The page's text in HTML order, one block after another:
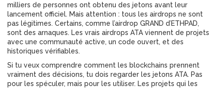
milliers de personnes ont obtenu des jetons avant leur
lancement officiel. Mais attention : tous les airdrops ne sont
pas légitimes. Certains, comme l’airdrop GRAND d’ETHPAD,
sont des arnaques. Les vrais airdrops ATA viennent de projets
avec une communauté active, un code ouvert, et des
historiques vérifiables.
Si tu veux comprendre comment les blockchains prennent
vraiment des décisions, tu dois regarder les jetons ATA. Pas
pour les spéculer, mais pour les utiliser. Les projets qui les